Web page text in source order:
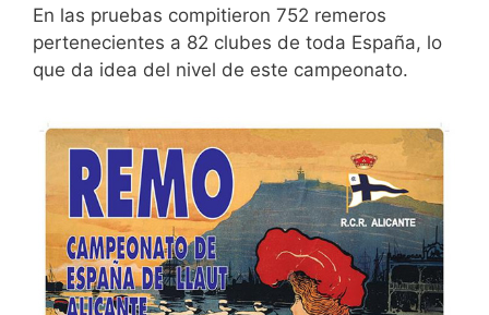
En las pruebas compitieron 752 remeros
pertenecientes a 82 clubes de toda España, lo
que da idea del nivel de este campeonato.